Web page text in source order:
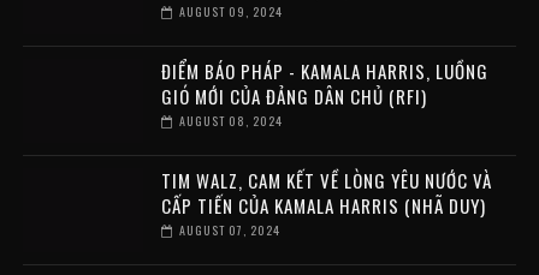
AUGUST 09, 2024
ĐIỂM BÁO PHÁP - KAMALA HARRIS, LUỒNG
GIÓ MỚI CỦA ĐẢNG DÂN CHỦ (RFI)
AUGUST 08, 2024
TIM WALZ, CAM KẾT VỀ LÒNG YÊU NƯỚC VÀ
CẤP TIẾN CỦA KAMALA HARRIS (NHÃ DUY)
AUGUST 07, 2024